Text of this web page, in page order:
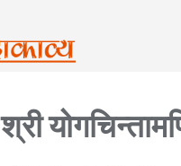
श्री